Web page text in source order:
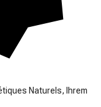
Naturels, Ihrem